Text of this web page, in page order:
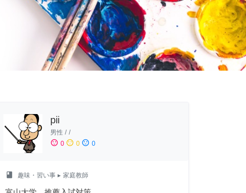
pii
男性 / /
sentiment_satisfied 0 sentiment_neutral 0 sentiment_dissatisfied 0
class 趣味・習い事▸ 家庭教師